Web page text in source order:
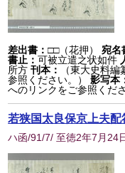
差出書：□□（花押） 宛名
書止：可被立遣之状如件
所方 刊本：
（東大史料
参照ください。）
影写本
へのリンクをご参照くだ
若狭国太良保京上夫配
ハ函/91/7/ 至徳2年7月24